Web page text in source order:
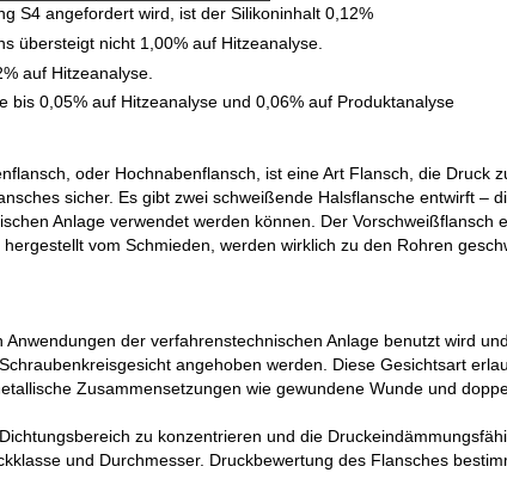
S4 angefordert wird, ist der Silikoninhalt 0,12%
übersteigt nicht 1,00% auf Hitzeanalyse.
auf Hitzeanalyse.
0,05% auf Hitzeanalyse und 0,06% auf Produktanalyse
oder Hochnabenflansch, ist eine Art Flansch, die Druck
sicher. Es gibt zwei schweißende Halsflansche entwirft –
Anlage verwendet werden können. Der
vom Schmieden, werden wirklich zu den Rohren
der verfahrenstechnischen Anlage benutzt wird
angehoben werden. Diese Gesichtsart
Zusammensetzungen wie gewundene Wunde und
zu konzentrieren und die
und Durchmesser. Druckbewertung des Flansches